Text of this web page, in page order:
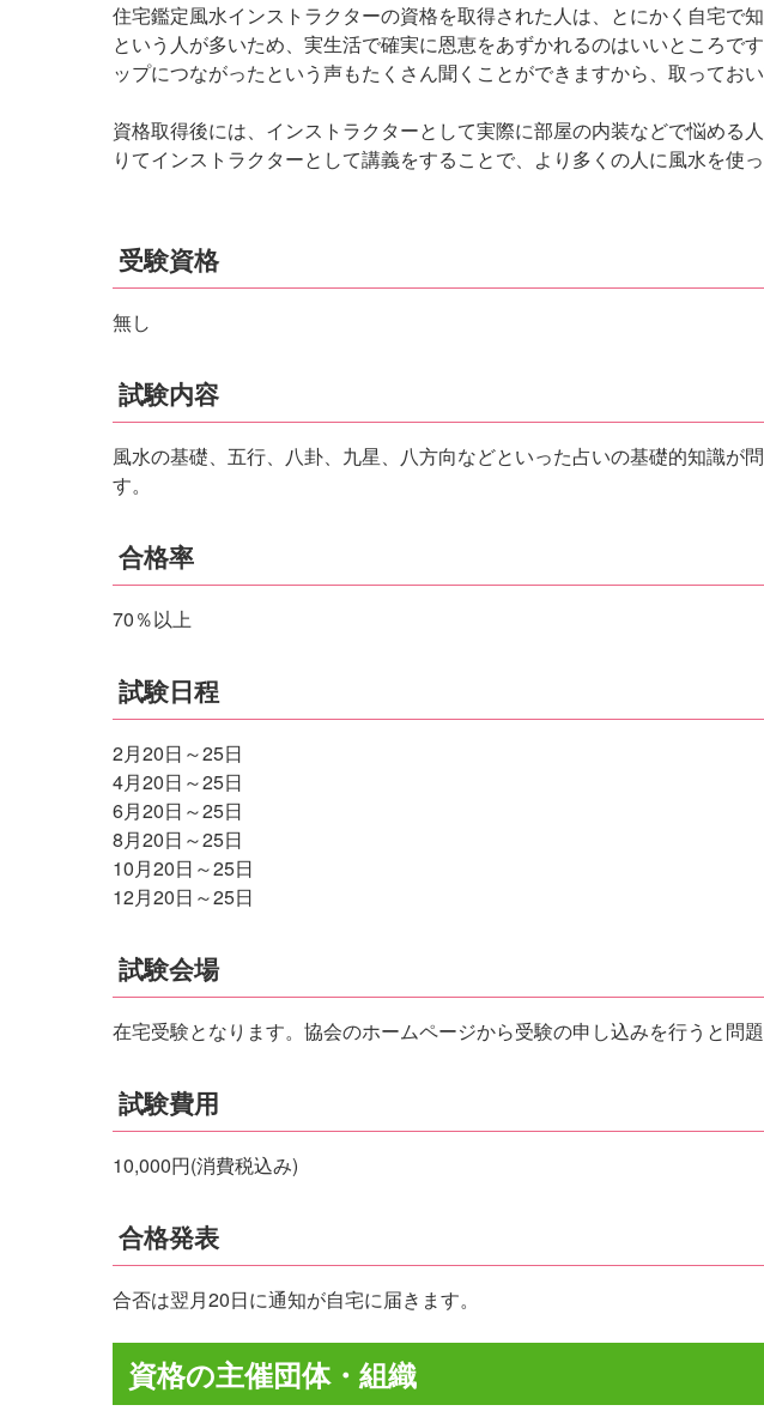
住宅鑑定風水インストラクターの資格を取得された人は、とにかく自宅で
という人が多いため、実生活で確実に恩恵をあずかれるのはいいところ
ップにつながったという声もたくさん聞くことができますから、取ってお
資格取得後には、インストラクターとして実際に部屋の内装などで悩め
りてインストラクターとして講義をすることで、より多くの人に風水を使
受験資格
無し
試験内容
風水の基礎、五行、八卦、九星、八方向などといった占いの基礎的知識が
す。
合格率
70％以上
試験日程
2月20日～25日
4月20日～25日
6月20日～25日
8月20日～25日
10月20日～25日
12月20日～25日
試験会場
在宅受験となります。協会のホームページから受験の申し込みを行うと問
試験費用
10,000円(消費税込み)
合格発表
合否は翌月20日に通知が自宅に届きます。
資格の主催団体・組織